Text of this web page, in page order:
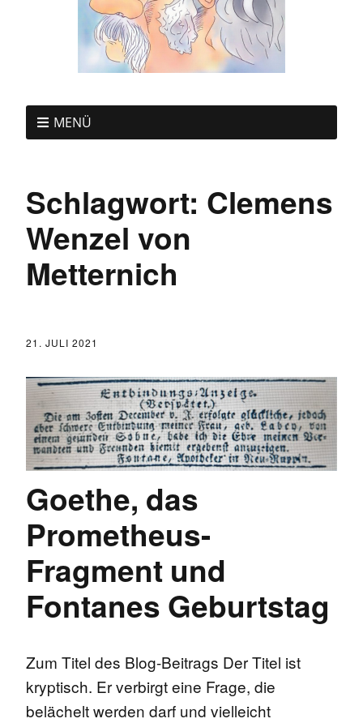
MENÜ
Schlagwort: Clemens
Wenzel von
Metternich
21. JULI 2021
Goethe, das
Prometheus-
Fragment und
Fontanes Geburtstag
Zum Titel des Blog-Beitrags Der Titel ist
kryptisch. Er verbirgt eine Frage, die
belächelt werden darf und vielleicht